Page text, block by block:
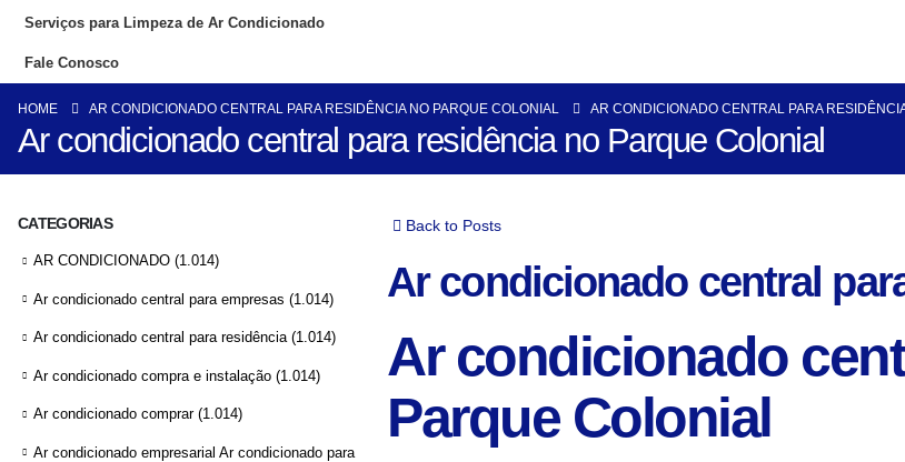
Serviços para Limpeza de Ar Condicionado
Fale Conosco
HOME AR CONDICIONADO CENTRAL PARA RESIDÊNCIA NO PARQUE COLONIAL AR CONDICIONADO CENTRAL PARA
Ar condicionado central para residência no Parque Colonial
Back to Posts
Ar condicionado central
Ar condicionado
Parque Colonial
CATEGORIAS
AR CONDICIONADO (1.014)
Ar condicionado central para empresas (1.014)
Ar condicionado central para residência(1.014)
Ar condicionado compra e instalação (1.014)
Ar condicionado comprar(1.014)
Ar condicionado empresarial Ar condicionado para